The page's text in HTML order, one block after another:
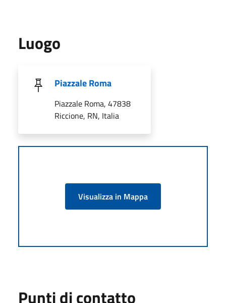
Luogo
Piazzale Roma
Piazzale Roma, 47838
Riccione, RN, Italia
Visualizza in Mappa
Punti di contatto